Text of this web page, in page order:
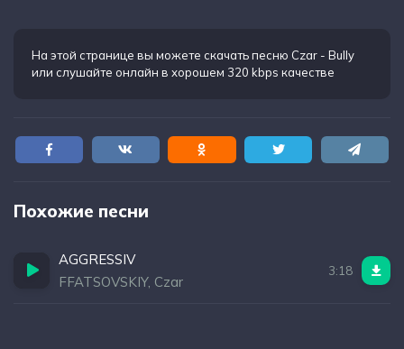
На этой странице вы можете скачать песню Czar - Bully
или слушайте онлайн в хорошем 320 kbps качестве
Похожие песни
AGGRESSIV
FFATSOVSKIY, Czar
3:18